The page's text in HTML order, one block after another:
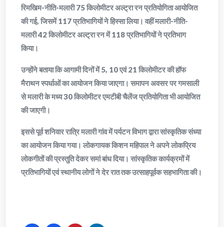
रिमखिम-नीति-मलारी 75 किलोमीटर अल्ट्रा रन प्रतियोगिता आयोजित
की गई, जिसमें 117 प्रतिभागियों ने हिस्सा लिया। वहीं मलारी-नीति-
मलारी 42 किलोमीटर अल्ट्रा रन में 118 प्रतिभागियों ने प्रतिभाग
किया।
उन्होंने बताया कि आगामी दिनों में 5, 10 एवं 21 किलोमीटर की हॉफ
मैराथन स्पर्धाओं का आयोजन किया जाएगा। समापन अवसर पर गमसाली
से मलारी के मध्य 30 किलोमीटर एमटीबी चैलेंज प्रतियोगिता भी आयोजित
की जाएगी।
इससे पूर्व शनिवार रात्रि मलारी गांव में पर्यटन विभाग द्वारा सांस्कृतिक संध्या
का आयोजन किया गया। लोकगायक किशन महिपाल ने अपने लोकप्रिय
लोकगीतों की प्रस्तुति देकर समां बांध दिया। सांस्कृतिक कार्यक्रमों में
प्रतिभागियों एवं स्थानीय लोगों ने देर रात तक उत्साहपूर्वक सहभागिता की।